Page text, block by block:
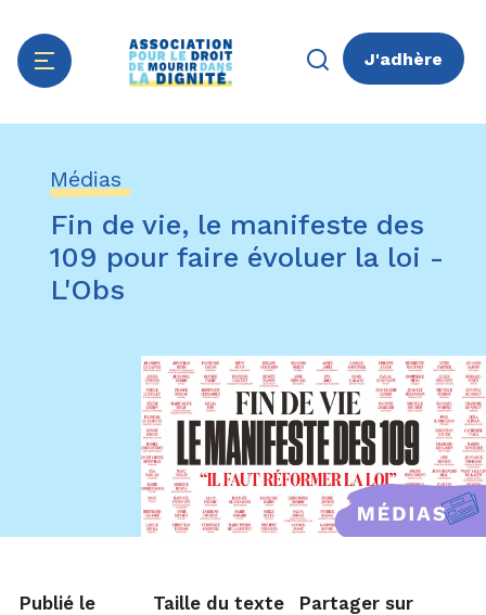
contenu
principal
J'adhère
Médias
Fin de vie, le manifeste des
109 pour faire évoluer la loi -
L'Obs
Publié le
Taille du texte Partager sur